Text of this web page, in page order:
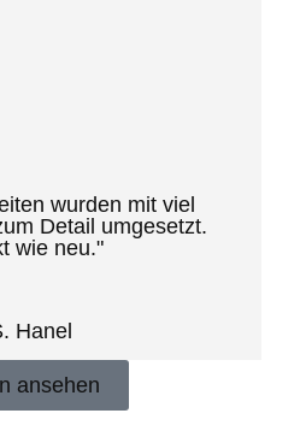
wurden mit viel
Detail umgesetzt.
wie neu."
Hanel
ansehen